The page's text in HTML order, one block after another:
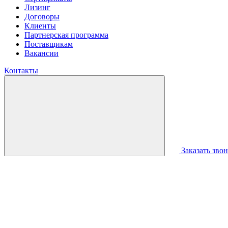
Лизинг
Договоры
Клиенты
Партнерская программа
Поставщикам
Вакансии
Контакты
Заказать